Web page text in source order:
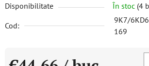
Disponibilitate În stoc (4
Cod:
9K7/
169